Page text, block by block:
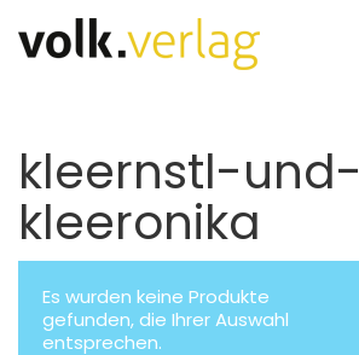
kleernstl-und-
kleeronika
Es wurden keine Produkte
gefunden, die Ihrer Auswahl
entsprechen.